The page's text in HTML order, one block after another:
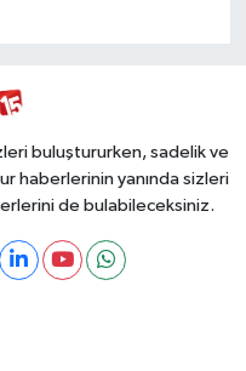
buluştururken, sadelik ve
haberlerinin yanında sizleri
de bulabileceksiniz.